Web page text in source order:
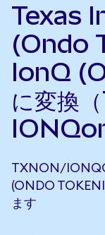
Texas
(Ondo
IonQ
に変換
IONQon
TXNON/
(ONDO
ます